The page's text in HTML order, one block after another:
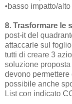
•basso impatto/
8. Trasformare le
post-it del
attaccarle sul
tutti di creare 3
soluzione
devono permettere
possibile anche
List con indicato